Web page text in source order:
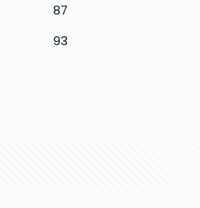
87
93